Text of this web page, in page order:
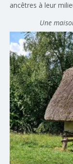
ancêtres à leur
Une